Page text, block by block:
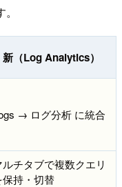
新（Log Analytics）
→ ログ分析 に統合
ルチタブで複数クエリ
保持・切替